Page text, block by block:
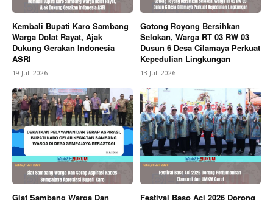
News Week
Magazine PRO
Kembali Bupati Karo Sambang
Warga Dolat Rayat, Ajak
Dukung Gerakan Indonesia
ASRI
19 Juli 2026
Gotong Royong Bersihkan
Selokan, Warga RT 03 RW 03
Dusun 6 Desa Cilamaya Perkuat
Kepedulian Lingkungan
13 Juli 2026
Giat Sambang Warga Dan Festival Baso Aci 2026 Dorong